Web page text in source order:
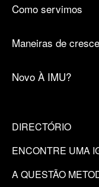
Como servimos
Maneiras de
Novo À IMU?
DIRECTÓRIO
ENCONTRE UMA
A QUESTÃO